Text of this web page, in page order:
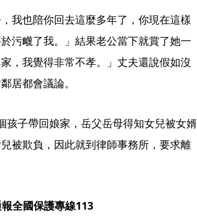
我也陪你回去這麼多年了，你現在這樣
污衊了我。」結果老公當下就賞了她一
，我覺得非常不孝。」丈夫還說假如沒
居都會議論。
子帶回娘家，岳父岳母得知女兒被女婿
被欺負，因此就到律師事務所，要求離
全國保護專線113